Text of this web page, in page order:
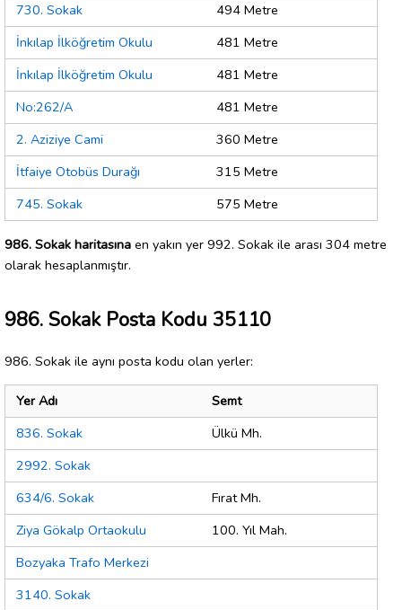
730. Sokak
494 Metre
İnkılap İlköğretim Okulu
481 Metre
İnkılap İlköğretim Okulu
481 Metre
No:262/A
481 Metre
2. Aziziye Cami
360 Metre
İtfaiye Otobüs Durağı
315 Metre
745. Sokak
575 Metre
986. Sokak haritasına en yakın yer 992. Sokak ile arası 304 metre
olarak hesaplanmıştır.
986. Sokak Posta Kodu 35110
986. Sokak ile aynı posta kodu olan yerler:
Yer Adı
Semt
836. Sokak
Ülkü Mh.
2992. Sokak
634/6. Sokak
Fırat Mh.
Ziya Gökalp Ortaokulu
100. Yıl Mah.
Bozyaka Trafo Merkezi
3140. Sokak